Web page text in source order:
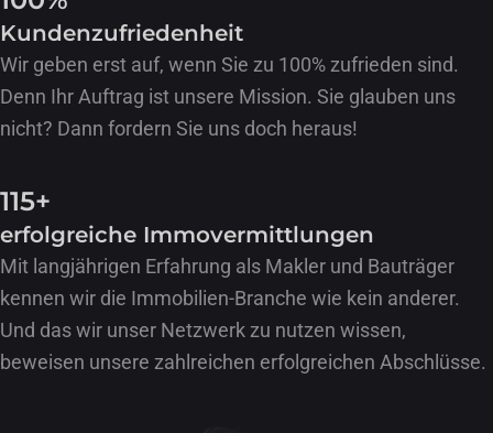
Kunden­zufrieden­heit
Wir geben erst auf, wenn Sie zu 100% zufrieden sind.
Denn Ihr Auftrag ist unsere Mission. Sie glauben uns
nicht? Dann fordern Sie uns doch heraus!
115+
erfolgreiche Immo­vermittlungen
Mit langjährigen Erfahrung als Makler und Bauträger
kennen wir die Immobilien-Branche wie kein anderer.
Und das wir unser Netzwerk zu nutzen wissen,
beweisen unsere zahlreichen erfolgreichen Abschlüsse.